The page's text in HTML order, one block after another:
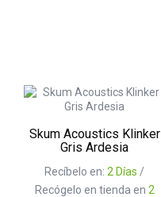
Skum Acoustics Klinker
Gris Ardesia
Recíbelo en: 2 Días /
Recógelo en tienda en 2